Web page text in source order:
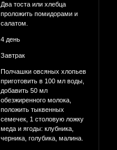
Два тоста или хлебца
проложить помидорами и
салатом.
4 день
Завтрак
Полчашки овсяных хлопьев
приготовить в 100 мл воды,
добавить 50 мл
обезжиренного молока,
положить тыквенных
семечек, 1 столовую ложку
меда и ягоды: клубника,
черника, голубика, малина.